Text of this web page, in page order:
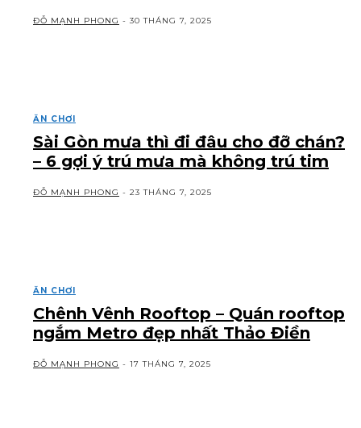
ĐỖ MẠNH PHONG - 30 THÁNG 7, 2025
ĂN CHƠI
Sài Gòn mưa thì đi đâu cho đỡ chán?
– 6 gợi ý trú mưa mà không trú tim
ĐỖ MẠNH PHONG - 23 THÁNG 7, 2025
ĂN CHƠI
Chênh Vênh Rooftop – Quán rooftop
ngắm Metro đẹp nhất Thảo Điền
ĐỖ MẠNH PHONG - 17 THÁNG 7, 2025